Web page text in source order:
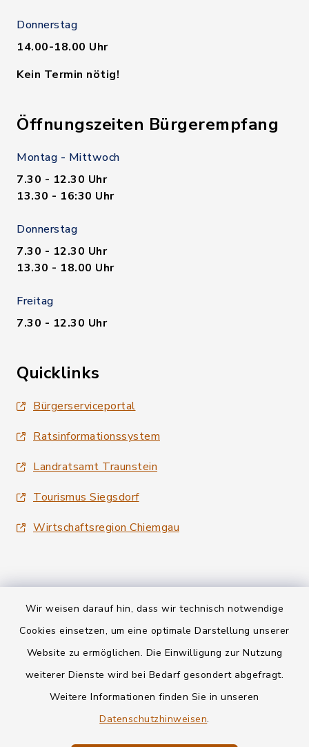
Wir weisen darauf hin, dass wir technisch notwendige
Cookies einsetzen, um eine optimale Darstellung unserer
Website zu ermöglichen. Die Einwilligung zur Nutzung
weiterer Dienste wird bei Bedarf gesondert abgefragt.
Weitere Informationen finden Sie in unseren
Datenschutzhinweisen.
Donnerstag
14.00-18.00 Uhr
Kein Termin nötig!
Öffnungszeiten Bürgerempfang
Montag - Mittwoch
7.30 - 12.30 Uhr
13.30 - 16:30 Uhr
Donnerstag
7.30 - 12.30 Uhr
13.30 - 18.00 Uhr
Freitag
7.30 - 12.30 Uhr
Quicklinks
Bürgerserviceportal
Ratsinformationssystem
Landratsamt Traunstein
Tourismus Siegsdorf
Wirtschaftsregion Chiemgau
Kontakt
Informationspflichten